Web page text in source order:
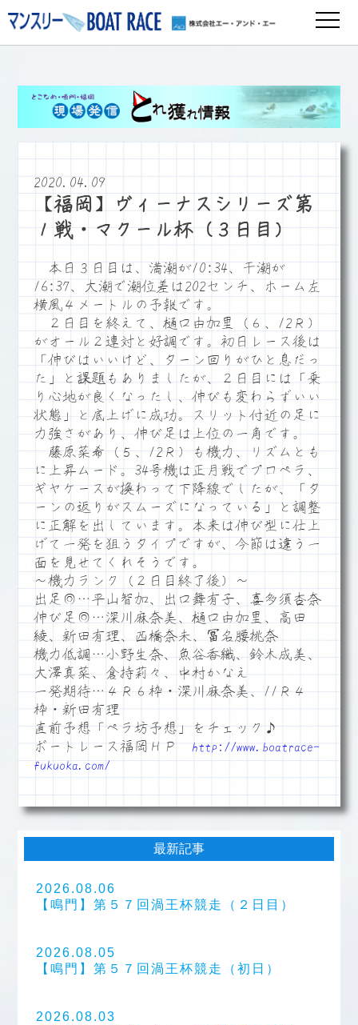
2020.04.09
【福岡】ヴィーナスシリーズ第
１戦・マクール杯（３日目）
本日３日目は、満潮が10:34、干潮が
16:37、大潮で潮位差は202センチ、ホーム左
横風４メートルの予報です。
２日目を終えて、樋口由加里（６、12Ｒ）
がオール２連対と好調です。初日レース後は
「伸びはいいけど、ターン回りがひと息だっ
た」と課題もありましたが、２日目には「乗
り心地が良くなったし、伸びも変わらずいい
状態」と底上げに成功。スリット付近の足に
力強さがあり、伸び足は上位の一角です。
藤原菜希（５、12Ｒ）も機力、リズムとも
に上昇ムード。34号機は正月戦でプロペラ、
ギヤケースが換わって下降線でしたが、「タ
ーンの返りがスムーズになっている」と調整
に正解を出しています。本来は伸び型に仕上
げて一発を狙うタイプですが、今節は違う一
面を見せてくれそうです。
～機力ランク（２日目終了後）～
出足◎…平山智加、出口舞有子、喜多須杏奈
伸び足◎…深川麻奈美、樋口由加里、高田
綾、新田有理、西橋奈未、冨名腰桃奈
機力低調…小野生奈、魚谷香織、鈴木成美、
大澤真菜、倉持莉々、中村かなえ
一発期待…４Ｒ６枠・深川麻奈美、11Ｒ４
枠・新田有理
直前予想「ペラ坊予想」をチェック♪
ボートレース福岡ＨＰ http://www.boatrace-
fukuoka.com/
最新記事
2026.08.06
【鳴門】第５７回渦王杯競走（２日目）
2026.08.05
【鳴門】第５７回渦王杯競走（初日）
2026.08.03